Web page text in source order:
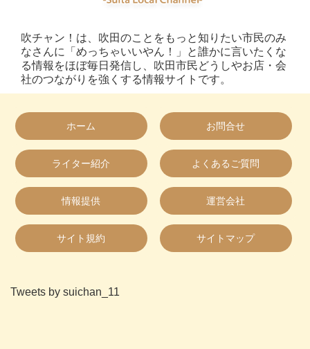
吹チャン！は、吹田のことをもっと知りたい市民のみ
なさんに「めっちゃいいやん！」と誰かに言いたくな
る情報をほぼ毎日発信し、吹田市民どうしやお店・会
社のつながりを強くする情報サイトです。
ホーム お問合せ
ライター紹介 よくあるご質問
情報提供 運営会社
サイト規約 サイトマップ
Tweets by suichan_11